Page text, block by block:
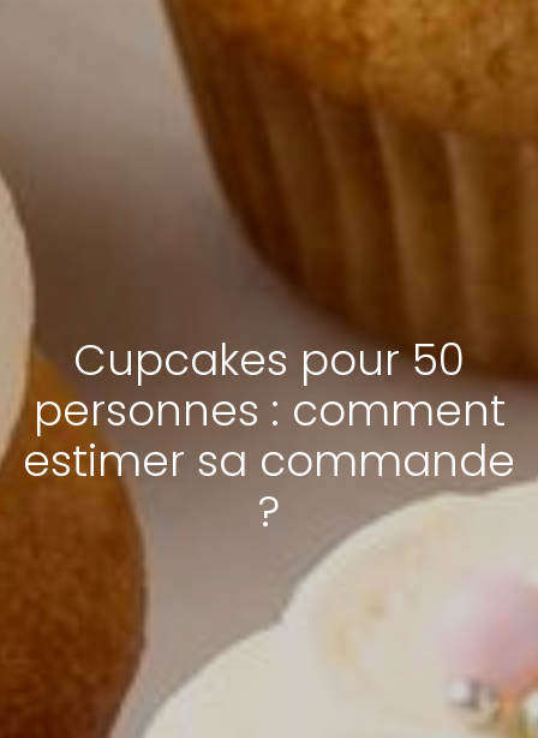
Cupcakes pour 50
personnes : comment
estimer sa commande
?